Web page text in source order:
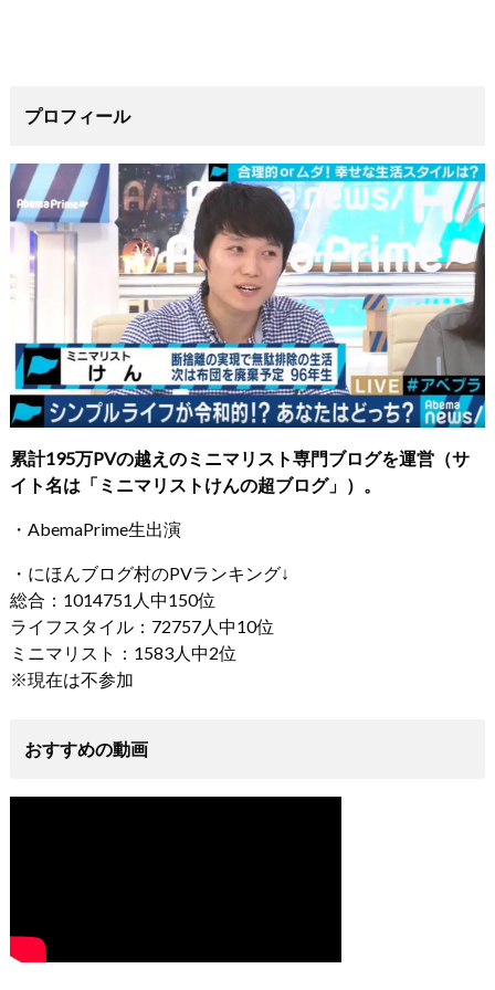
プロフィール
累計195万PVの越えのミニマリスト専門ブログを運営（サ
イト名は「ミニマリストけんの超ブログ」）。
・AbemaPrime生出演
・にほんブログ村のPVランキング↓
総合：1014751人中150位
ライフスタイル：72757人中10位
ミニマリスト：1583人中2位
※現在は不参加
おすすめの動画